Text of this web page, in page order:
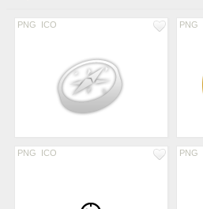
PNG ICO PNG
PNG ICO PNG